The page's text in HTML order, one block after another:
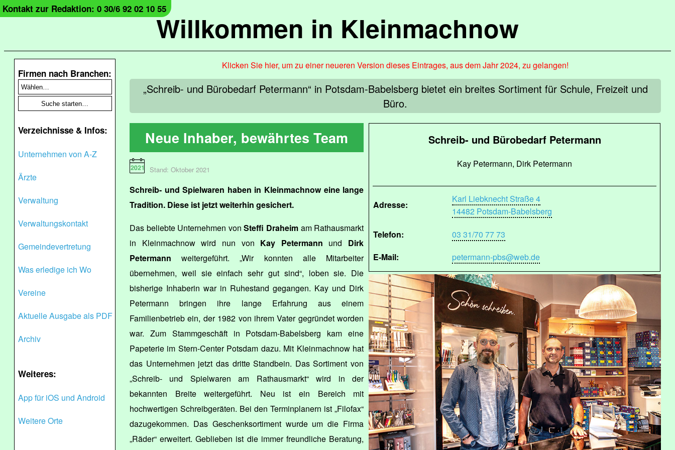
Willkommen in Kleinmachnow
Kontakt zur Redaktion: 0 30/6 92 02 10 55
Firmen nach Branchen:
Verzeichnisse & Infos:
Unternehmen von A-Z
Ärzte
Verwaltung
Verwaltungskontakt
Gemeindevertretung
Was erledige ich Wo
Vereine
Aktuelle Ausgabe als PDF
Archiv
Weiteres:
App für iOS und Android
Weitere Orte
Klicken Sie hier, um zu einer neueren Version dieses Eintrages, aus dem Jahr 2024, zu gelangen!
„Schreib- und Bürobedarf Petermann“ in Potsdam-Babelsberg bietet ein breites Sortiment für Schule, Freizeit und
Büro.
Schreib- und Bürobedarf Petermann
Kay Petermann, Dirk Petermann
Adresse:
Karl Liebknecht Straße 4
14482 Potsdam-Babelsberg
Telefon:
03 31/70 77 73
E-Mail:
petermann-pbs@web.de
Neue Inhaber, bewährtes Team
Stand: Oktober 2021
Schreib- und Spielwaren haben in Kleinmachnow eine lange
Tradition. Diese ist jetzt weiterhin gesichert.
Das beliebte Unternehmen vonSteffi Draheimam Rathausmarkt
in Kleinmachnow wird nun von Kay Petermann und Dirk
Petermann weitergeführt. „Wir konnten alle Mitarbeiter
übernehmen, weil sie einfach sehr gut sind“, loben sie. Die
bisherige Inhaberin war in Ruhestand gegangen. Kay und Dirk
Petermann bringen ihre lange Erfahrung aus einem
Familienbetrieb ein, der 1982 von ihrem Vater gegründet worden
war. Zum Stammgeschäft in Potsdam-Babelsberg kam eine
Papeterie im Stern-Center Potsdam dazu. Mit Kleinmachnow hat
das Unternehmen jetzt das dritte Standbein. Das Sortiment von
„Schreib- und Spielwaren am Rathausmarkt“ wird in der
bekannten Breite weitergeführt. Neu ist ein Bereich mit
hochwertigen Schreibgeräten. Bei den Terminplanern ist „Filofax“
dazugekommen. Das Geschenksortiment wurde um die Firma
„Räder“ erweitert. Geblieben ist die immer freundliche Beratung,